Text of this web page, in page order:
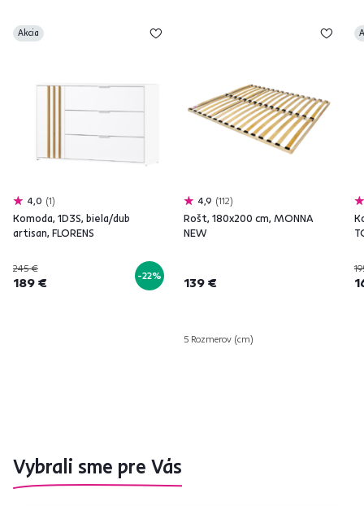
Akcia
4,0 1
Komoda, 1D3S, biela/dub
artisan, FLORENS
245 €
189 € -22%
4,9 112
Rošt, 180x200 cm, MONNA
NEW
139 €
5 Rozmerov (cm)
Vybrali sme pre Vás